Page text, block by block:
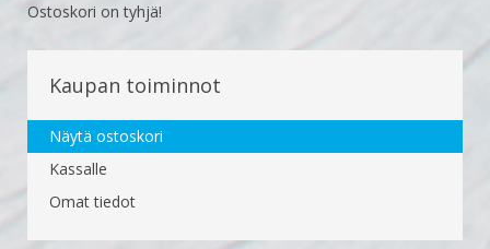
Ostoskori on tyhjä!
Kaupan toiminnot
Näytä ostoskori
Kassalle
Omat tiedot